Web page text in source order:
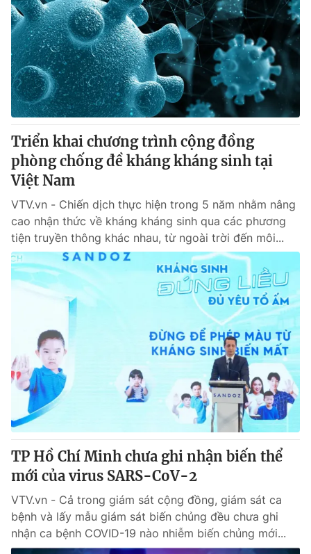
Triển khai chương trình cộng đồng
phòng chống đề kháng kháng sinh tại
Việt Nam
VTV.vn - Chiến dịch thực hiện trong 5 năm nhằm nâng
cao nhận thức về kháng kháng sinh qua các phương
tiện truyền thông khác nhau, từ ngoài trời đến môi...
TP Hồ Chí Minh chưa ghi nhận biến thể
mới của virus SARS-CoV-2
VTV.vn - Cả trong giám sát cộng đồng, giám sát ca
bệnh và lấy mẫu giám sát biến chủng đều chưa ghi
nhận ca bệnh COVID-19 nào nhiễm biến chủng mới...